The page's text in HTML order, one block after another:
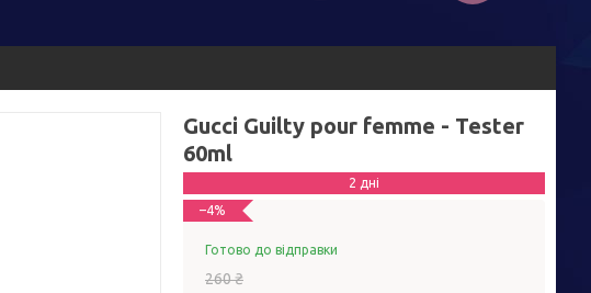
Gucci Guilty pour femme - Tester
60ml
2 дні
–4%
Готово до відправки
260 ₴